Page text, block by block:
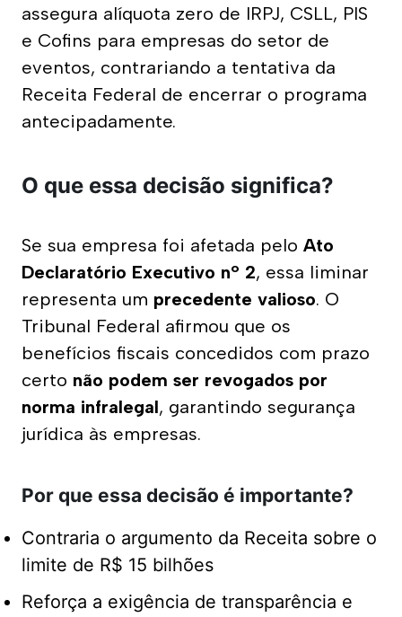
assegura alíquota zero de IRPJ, CSLL, PIS
e Cofins para empresas do setor de
eventos, contrariando a tentativa da
Receita Federal de encerrar o programa
antecipadamente.
O que essa decisão significa?
Se sua empresa foi afetada pelo Ato
Declaratório Executivo nº 2, essa liminar
representa um precedente valioso. O
Tribunal Federal afirmou que os
benefícios fiscais concedidos com prazo
certo não podem ser revogados por
norma infralegal, garantindo segurança
jurídica às empresas.
Por que essa decisão é importante?
Contraria o argumento da Receita sobre o
limite de R$ 15 bilhões
Reforça a exigência de transparência e